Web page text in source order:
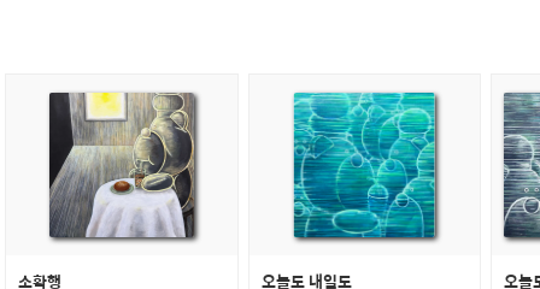
소확행 오늘도 내일도 오늘